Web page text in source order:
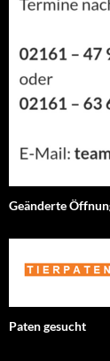
Geänderte
Paten gesucht